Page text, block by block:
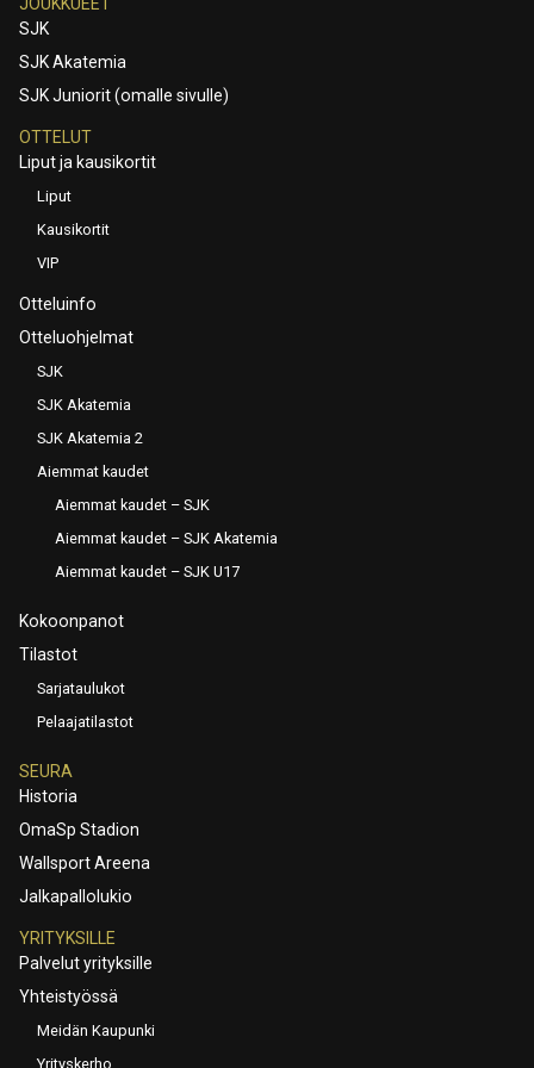
SJK
SJK Akatemia
SJK Juniorit (omalle sivulle)
OTTELUT
Liput ja kausikortit
Liput
Kausikortit
VIP
Otteluinfo
Otteluohjelmat
SJK
SJK Akatemia
SJK Akatemia 2
Aiemmat kaudet
Aiemmat kaudet – SJK
Aiemmat kaudet – SJK Akatemia
Aiemmat kaudet – SJK U17
Kokoonpanot
Tilastot
Sarjataulukot
Pelaajatilastot
SEURA
Historia
OmaSp Stadion
Wallsport Areena
Jalkapallolukio
YRITYKSILLE
Palvelut yrityksille
Yhteistyössä
Meidän Kaupunki
Yrityskerho